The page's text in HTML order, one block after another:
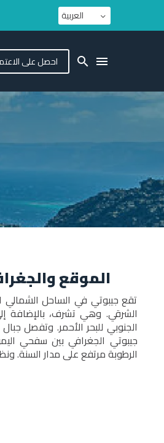
العربية
احصل على
الموقع
تقع جيبوتي في الساحل الشمالي
الشرقي. وهي تشرف، بالإضافة
الجنوبي للبحر الأحمر. وتفصل
جيبوتي الجغرافي بين سفحي
الرطوبة مرتفع على مدار السنة.